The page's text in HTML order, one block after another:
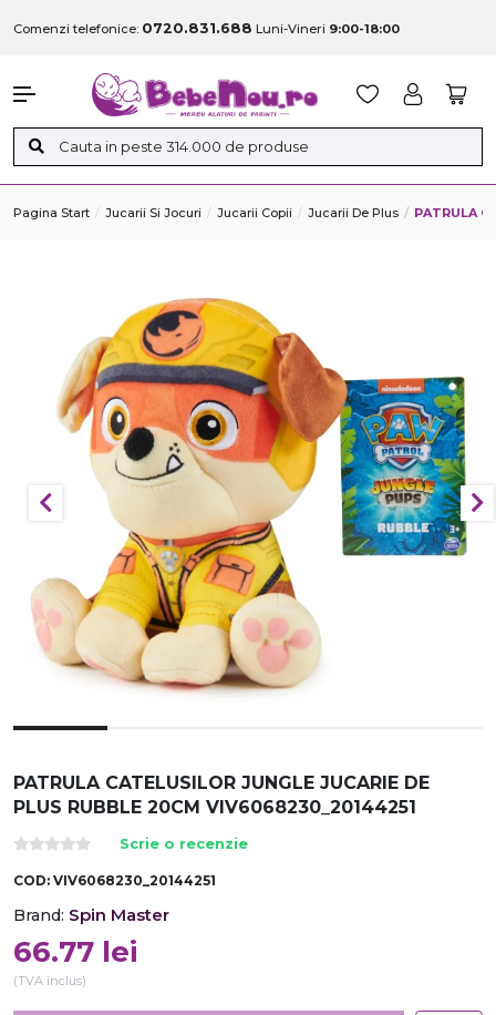
Comenzi telefonice: 0720.831.688 Luni-Vineri 9:00-18:00
Pagina Start Jucarii Si Jocuri Jucarii Copii Jucarii De Plus PATRULA
PATRULA CATELUSILOR JUNGLE JUCARIE DE
PLUS RUBBLE 20CM VIV6068230_20144251
Scrie o recenzie
COD: VIV6068230_20144251
Brand: Spin Master
66.77 lei
(TVA inclus)